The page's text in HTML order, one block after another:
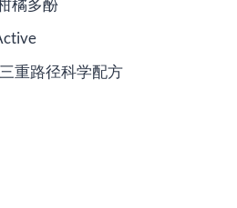
重路径科学配方